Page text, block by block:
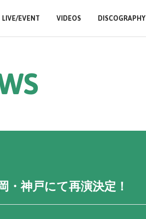
LIVE/EVENT VIDEOS DISCOGRAPHY
S
神戸にて再演決定！